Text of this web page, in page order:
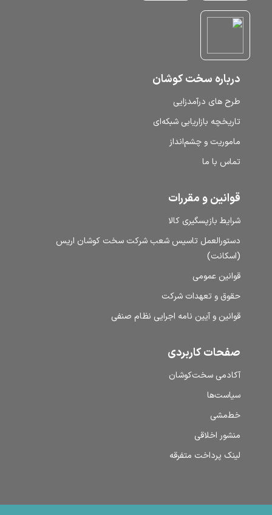
درباره سخت کوشان
طرح‌ های درآمدزایی
تاریخچه بازاریابی شبکه‌ای
ماموریت و چشم‌انداز
تماس با ما
قوانین و مقررات
شرایط بازپسگیری کالا
دستورالعمل تاسیس شعب شرکت سخت کوشان اریس
(اسکانت)
قوانین عمومی
حقوق و تعهدات شرکت
قوانین و آیین نامه اجرایی نظام صنفی
صفحات کاربردی
آکادمی سخت‌کوشان
سیاست‌ها
خط‌مشی
منشور اخلاقی
لینک پرداخت متفرقه